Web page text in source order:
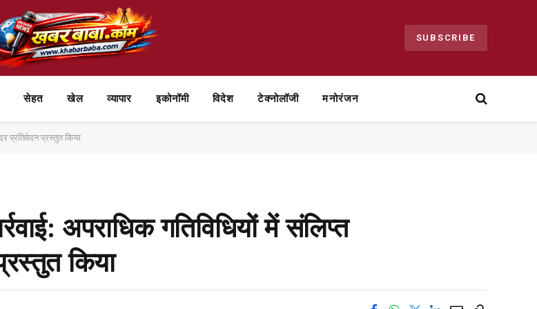
SUBSCRIBE
सेहत खेल व्यापार ⁠इकोनॉमी विदेश टेक्नोलॉजी मनोरंजन
प्रतिवेदन प्रस्तुत किया
अपराधिक गतिविधियों में संलिप्त
किया